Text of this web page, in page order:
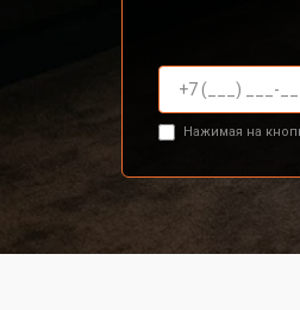
Нажимая на